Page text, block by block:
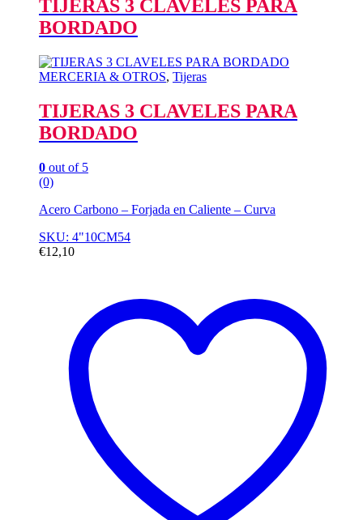
TIJERAS 3 CLAVELES PARA
BORDADO
MERCERIA & OTROS, Tijeras
TIJERAS 3 CLAVELES PARA
BORDADO
0 out of 5
(0)
Acero Carbono – Forjada en Caliente – Curva
SKU: 4"10CM54
€12,10